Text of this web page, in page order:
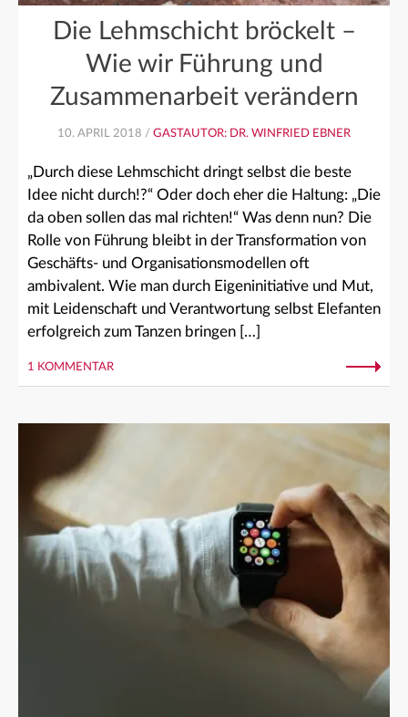
Die Lehmschicht bröckelt –
Wie wir Führung und
Zusammenarbeit verändern
10. APRIL 2018 / GASTAUTOR: DR. WINFRIED EBNER
„Durch diese Lehmschicht dringt selbst die beste
Idee nicht durch!?“ Oder doch eher die Haltung: „Die
da oben sollen das mal richten!“ Was denn nun? Die
Rolle von Führung bleibt in der Transformation von
Geschäfts- und Organisationsmodellen oft
ambivalent. Wie man durch Eigeninitiative und Mut,
mit Leidenschaft und Verantwortung selbst Elefanten
erfolgreich zum Tanzen bringen […]
1 KOMMENTAR